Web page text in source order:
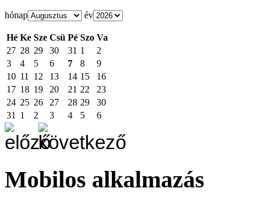
hónap év
Hé Ke Sze Csü Pé Szo Va
27 28 29 30 31 1
2
3
4 5 6 7 8
9
10 11 12 13 14 15
16
17 18 19 20 21 22
23
24 25 26 27 28 29
30
31
1 2 3 4 5 6
Mobilos alkalmazás